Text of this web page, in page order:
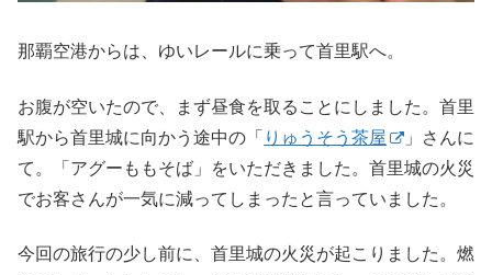
那覇空港からは、ゆいレールに乗って首里駅へ。
お腹が空いたので、まず昼食を取ることにしました。首里
駅から首里城に向かう途中の「 りゅうそう茶屋
」さんに
て。「アグーももそば」をいただきました。首里城の火災
でお客さんが一気に減ってしまったと言っていました。
今回の旅行の少し前に、首里城の火災が起こりました。燃